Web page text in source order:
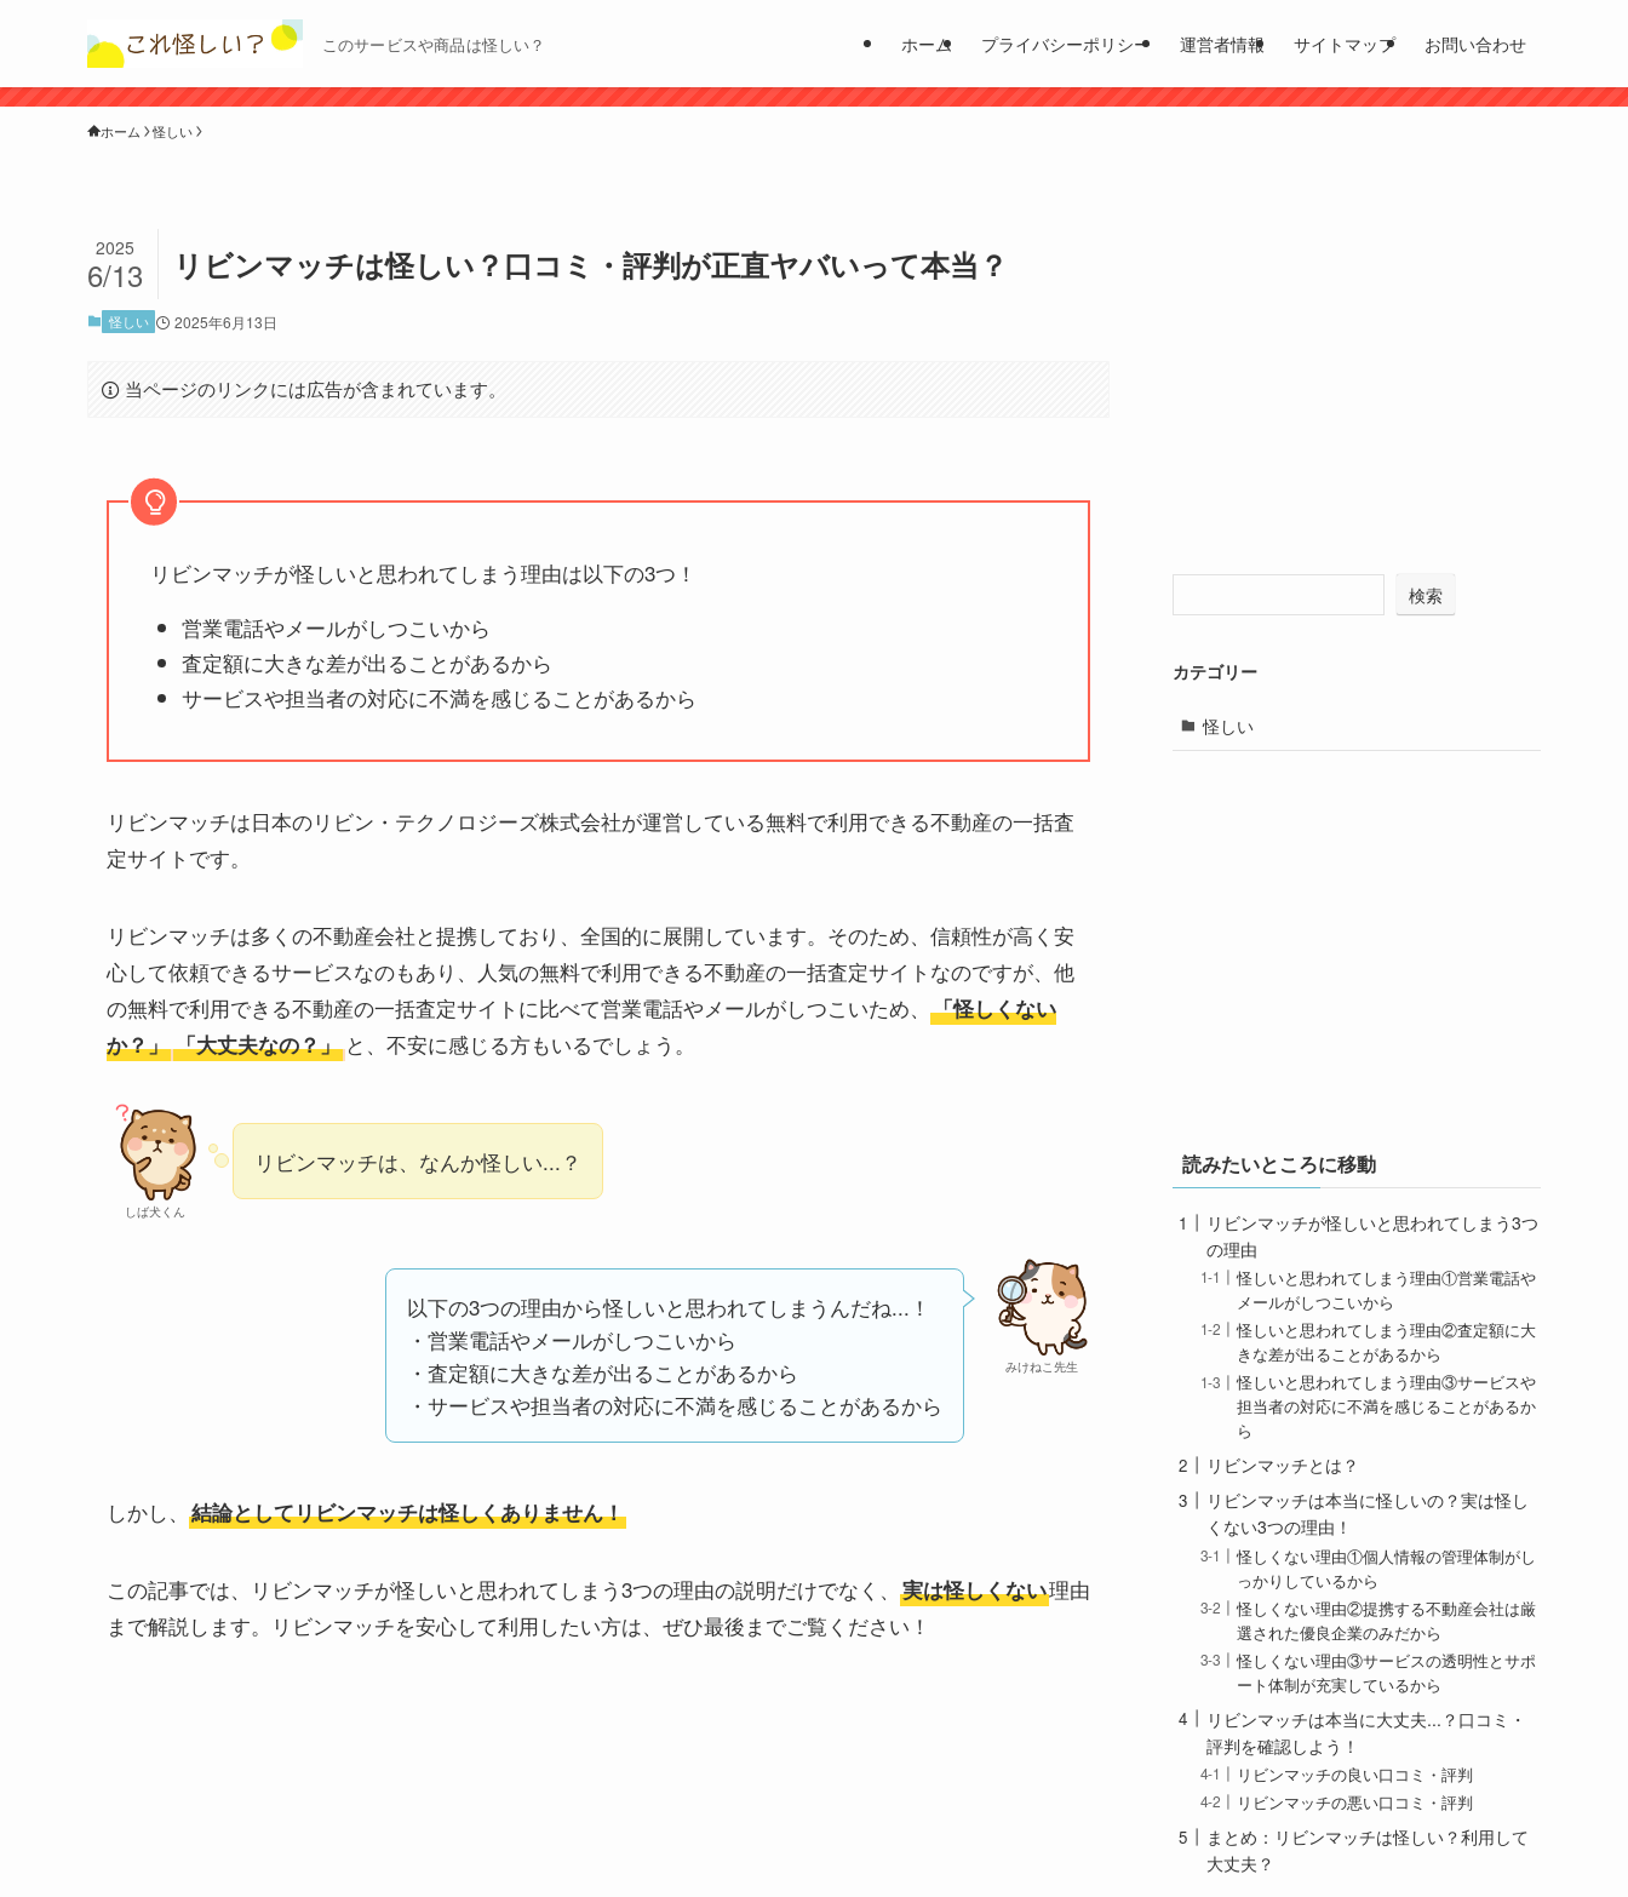
このサービスや商品は怪しい？ ホーム プライバシーポリシー 運営者情報 サイトマップ お問い合わせ
ホーム 怪しい
リビンマッチは怪しい？口コミ・評判が正直ヤバいって本当？
2025
6/13
怪しい 2025年6月13日
当ページのリンクには広告が含まれています。
リビンマッチが怪しいと思われてしまう理由は以下の3つ！
営業電話やメールがしつこいから
査定額に大きな差が出ることがあるから
サービスや担当者の対応に不満を感じることがあるから
リビンマッチは日本のリビン・テクノロジーズ株式会社が運営している無料で利用できる不動産の一括査
定サイトです。
リビンマッチは多くの不動産会社と提携しており、全国的に展開しています。そのため、信頼性が高く安
心して依頼できるサービスなのもあり、人気の無料で利用できる不動産の一括査定サイトなのですが、他
の無料で利用できる不動産の一括査定サイトに比べて営業電話やメールがしつこいため、
「怪しくない
か？」 「大丈夫なの？」 と、不安に感じる方もいるでしょう。
しば犬くん
リビンマッチは、なんか怪しい...？
みけねこ先生
以下の3つの理由から怪しいと思われてしまうんだね...！
・営業電話やメールがしつこいから
・査定額に大きな差が出ることがあるから
・サービスや担当者の対応に不満を感じることがあるから
しかし、 結論としてリビンマッチは怪しくありません！
この記事では、リビンマッチが怪しいと思われてしまう3つの理由の説明だけでなく、 実は怪しくない理由
まで解説します。リビンマッチを安心して利用したい方は、ぜひ最後までご覧ください！
検索
カテゴリー
怪しい
読みたいところに移動
リビンマッチが怪しいと思われてしまう3つ
の理由
怪しいと思われてしまう理由①営業電話や
メールがしつこいから
怪しいと思われてしまう理由②査定額に大
きな差が出ることがあるから
怪しいと思われてしまう理由③サービスや
担当者の対応に不満を感じることがあるか
ら
リビンマッチとは？
リビンマッチは本当に怪しいの？実は怪し
くない3つの理由！
怪しくない理由①個人情報の管理体制がし
っかりしているから
怪しくない理由②提携する不動産会社は厳
選された優良企業のみだから
怪しくない理由③サービスの透明性とサポ
ート体制が充実しているから
リビンマッチは本当に大丈夫...？口コミ・
評判を確認しよう！
リビンマッチの良い口コミ・評判
リビンマッチの悪い口コミ・評判
まとめ：リビンマッチは怪しい？利用して
大丈夫？